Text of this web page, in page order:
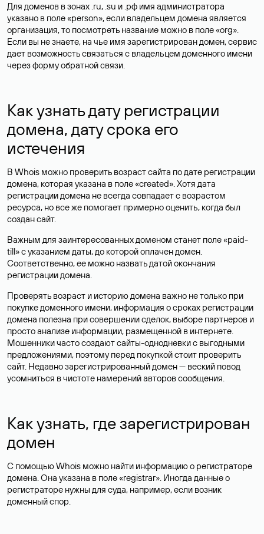
Для доменов в зонах .ru, .su и .рф имя администратора
указано в поле «person», если владельцем домена является
организация, то посмотреть название можно в поле «org».
Если вы не знаете, на чье имя зарегистрирован домен, сервис
дает возможность связаться с владельцем доменного имени
через форму обратной связи.
Как узнать дату регистрации
домена, дату срока его
истечения
В Whois можно проверить возраст сайта по дате регистрации
домена, которая указана в поле «created». Хотя дата
регистрации домена не всегда совпадает с возрастом
ресурса, но все же помогает примерно оценить, когда был
создан сайт.
Важным для заинтересованных доменом станет поле «paid-
till» с указанием даты, до которой оплачен домен.
Соответственно, ее можно назвать датой окончания
регистрации домена.
Проверять возраст и историю домена важно не только при
покупке доменного имени, информация о сроках регистрации
домена полезна при совершении сделок, выборе партнеров и
просто анализе информации, размещенной в интернете.
Мошенники часто создают сайты-однодневки с выгодными
предложениями, поэтому перед покупкой стоит проверить
сайт. Недавно зарегистрированный домен — веский повод
усомниться в чистоте намерений авторов сообщения.
Как узнать, где зарегистрирован
домен
С помощью Whois можно найти информацию о регистраторе
домена. Она указана в поле «registrar». Иногда данные о
регистраторе нужны для суда, например, если возник
доменный спор.